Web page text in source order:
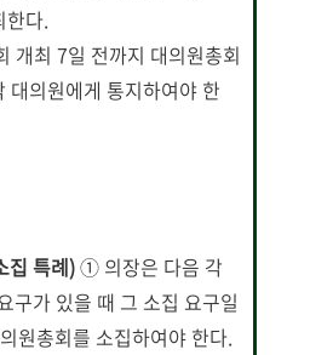
한다.
개최 7일 전까지 대의원총회
대의원에게 통지하여야 한
집 특례)① 의장은 다음 각
구가 있을 때 그 소집 요구일
원총회를 소집하여야 한다.